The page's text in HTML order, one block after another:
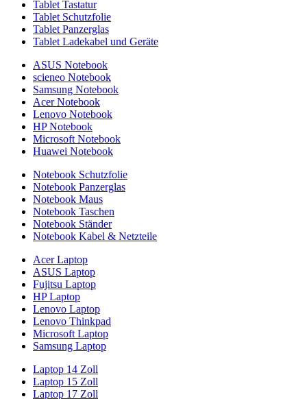
Tablet Tastatur
Tablet Schutzfolie
Tablet Panzerglas
Tablet Ladekabel und Geräte
ASUS Notebook
scieneo Notebook
Samsung Notebook
Acer Notebook
Lenovo Notebook
HP Notebook
Microsoft Notebook
Huawei Notebook
Notebook Schutzfolie
Notebook Panzerglas
Notebook Maus
Notebook Taschen
Notebook Ständer
Notebook Kabel & Netzteile
Acer Laptop
ASUS Laptop
Fujitsu Laptop
HP Laptop
Lenovo Laptop
Lenovo Thinkpad
Microsoft Laptop
Samsung Laptop
Laptop 14 Zoll
Laptop 15 Zoll
Laptop 17 Zoll